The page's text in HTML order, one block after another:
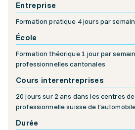
Entreprise
Formation pratique 4 jours par
École
Formation théorique 1 jour par
professionnelles cantonales
Cours interentreprises
20 jours sur 2 ans dans les centres
professionnelle suisse de
Durée